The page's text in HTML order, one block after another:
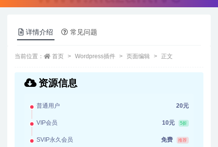
详情介绍 常见问题
当前位置： 首页 Wordpress插件 页面编辑 正文
资源信息
普通用户 20元
VIP会员 10元 5折
SVIP永久会员 免费 推荐